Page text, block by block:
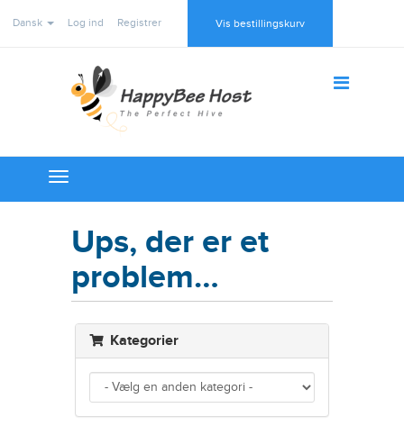
Dansk Log ind Registrer Vis bestillingskurv
Toggle
navigation
Ups, der er et
problem…
Kategorier